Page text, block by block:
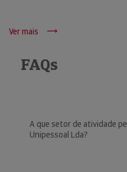
Ver mais
FAQs
A que setor de atividade
Unipessoal Lda?